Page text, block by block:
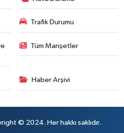
Trafik Durumu
Tüm Manşetler
Haber Arşivi
© 2024. Her hakkı saklıdır.